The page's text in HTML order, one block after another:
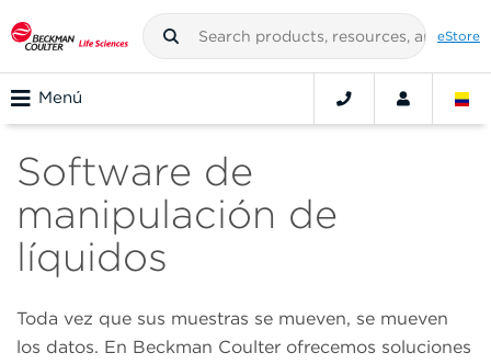
eStore
Menú
Software de
manipulación de
líquidos
Toda vez que sus muestras se mueven, se mueven
los datos. En Beckman Coulter ofrecemos soluciones